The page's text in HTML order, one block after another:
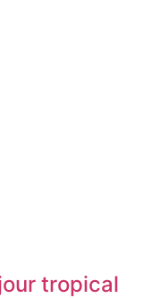
tropical